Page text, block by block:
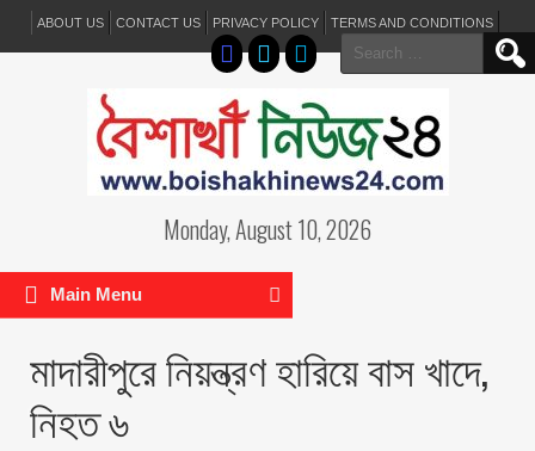
ABOUT US CONTACT US PRIVACY POLICY TERMS AND CONDITIONS
Search
for:
Monday, August 10, 2026
Main Menu
মাদারীপুরে নিয়ন্ত্রণ হারিয়ে বাস খাদে,
নিহত ৬